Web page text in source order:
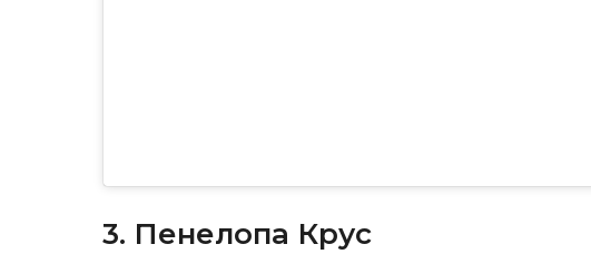
3. Пенелопа Крус